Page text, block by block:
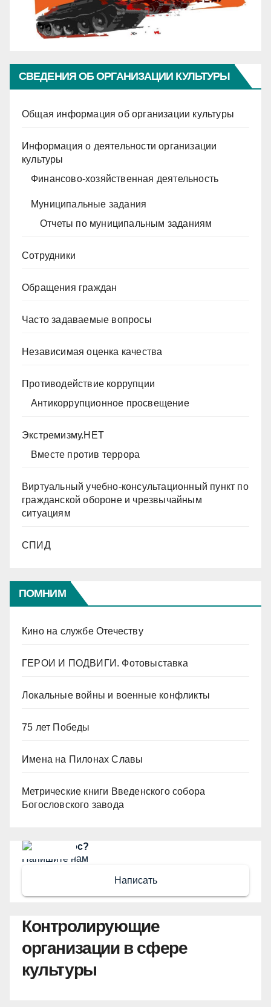
СВЕДЕНИЯ ОБ ОРГАНИЗАЦИИ КУЛЬТУРЫ
Общая информация об организации культуры
Информация о деятельности организации
культуры
Финансово-хозяйственная деятельность
Муниципальные задания
Отчеты по муниципальным заданиям
Сотрудники
Обращения граждан
Часто задаваемые вопросы
Независимая оценка качества
Противодействие коррупции
Антикоррупционное просвещение
Экстремизму.НЕТ
Вместе против террора
Виртуальный учебно-консультационный пункт по
гражданской обороне и чрезвычайным
ситуациям
СПИД
ПОМНИМ
Кино на службе Отечеству
ГЕРОИ И ПОДВИГИ. Фотовыставка
Локальные войны и военные конфликты
75 лет Победы
Имена на Пилонах Славы
Метрические книги Введенского собора
Богословского завода
Есть вопрос?
Напишите нам
Написать
Контролирующие
организации в сфере
культуры